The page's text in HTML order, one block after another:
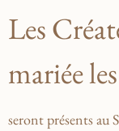
Les
mariée
seront présents ⁤au